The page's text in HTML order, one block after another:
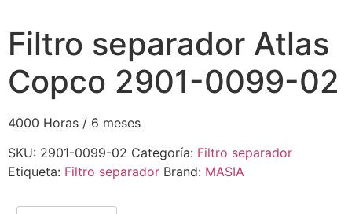
Filtro separador Atlas
Copco 2901-0099-02
4000 Horas / 6 meses
SKU: 2901-0099-02 Categoría: Filtro separador
Etiqueta: Filtro separador Brand: MASIA